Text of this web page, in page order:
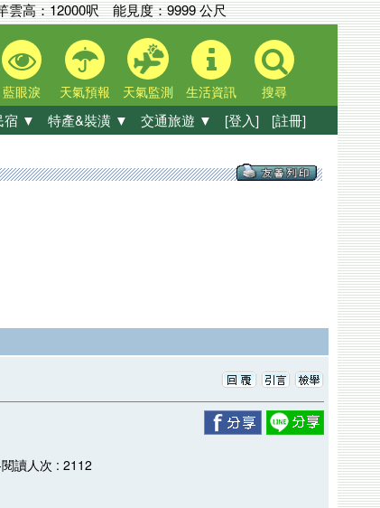
高：12000呎能見度：9999 公尺
藍眼淚 天氣預報 天氣監測 生活資訊 搜尋
宿 ▼ 特產&裝潢 ▼ 交通旅遊 ▼ [登入] [註冊]
讀人次 : 2112